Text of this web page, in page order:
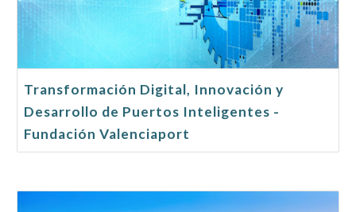
Transformación Digital, Innovación y
Desarrollo de Puertos Inteligentes -
Fundación Valenciaport